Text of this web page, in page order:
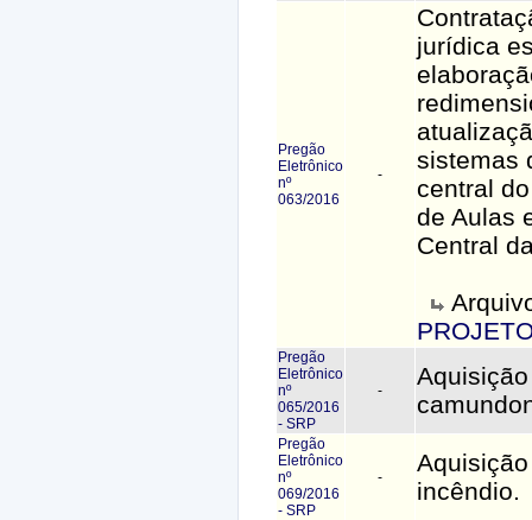
Pregão
Eletrônico
nº
063/2016
-
jurídica
sistemas
central
de Aulas
Central
Pregão
Eletrônico
nº
065/2016
- SRP
-
Pregão
Eletrônico
nº
069/2016
- SRP
-
incêndio.